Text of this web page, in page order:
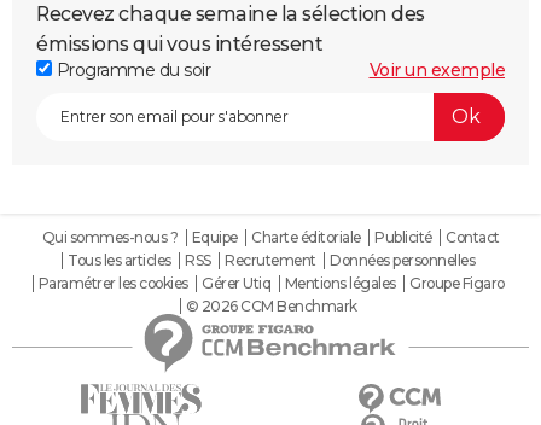
Recevez chaque semaine la sélection des
émissions qui vous intéressent
Programme du soir Voir un exemple
Qui sommes-nous ? Equipe Charte éditoriale Publicité
Contact
Tous les articles
RSS Recrutement
Données personnelles
Paramétrer les cookies
Gérer Utiq Mentions légales
Groupe Figaro
© 2026 CCM Benchmark